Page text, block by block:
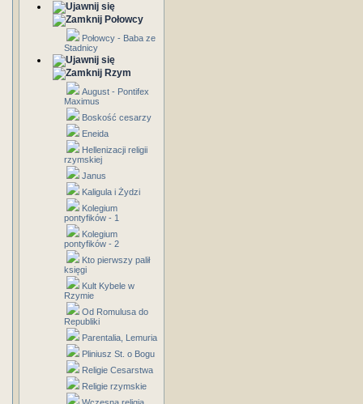
Połowcy
Połowcy - Baba ze
Stadnicy
Rzym
August - Pontifex
Maximus
Boskość cesarzy
Eneida
Hellenizacji religii
rzymskiej
Janus
Kaligula i Żydzi
Kolegium
pontyfików - 1
Kolegium
pontyfików - 2
Kto pierwszy palił
księgi
Kult Kybele w
Rzymie
Od Romulusa do
Republiki
Parentalia, Lemuria
Pliniusz St. o Bogu
Religie Cesarstwa
Religie rzymskie